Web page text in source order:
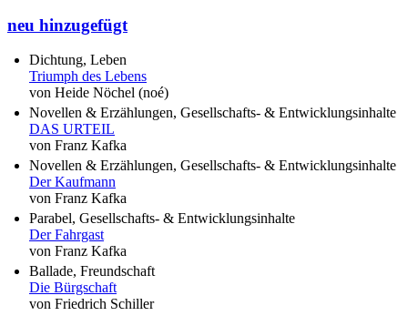
neu hinzugefügt
Dichtung, Leben
Triumph des Lebens
von Heide Nöchel (noé)
Novellen & Erzählungen, Gesellschafts- & Entwicklungsinhalte
DAS URTEIL
von Franz Kafka
Novellen & Erzählungen, Gesellschafts- & Entwicklungsinhalte
Der Kaufmann
von Franz Kafka
Parabel, Gesellschafts- & Entwicklungsinhalte
Der Fahrgast
von Franz Kafka
Ballade, Freundschaft
Die Bürgschaft
von Friedrich Schiller